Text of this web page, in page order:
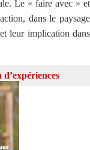
Le « faire avec » et
dans le paysage
leur implication dans